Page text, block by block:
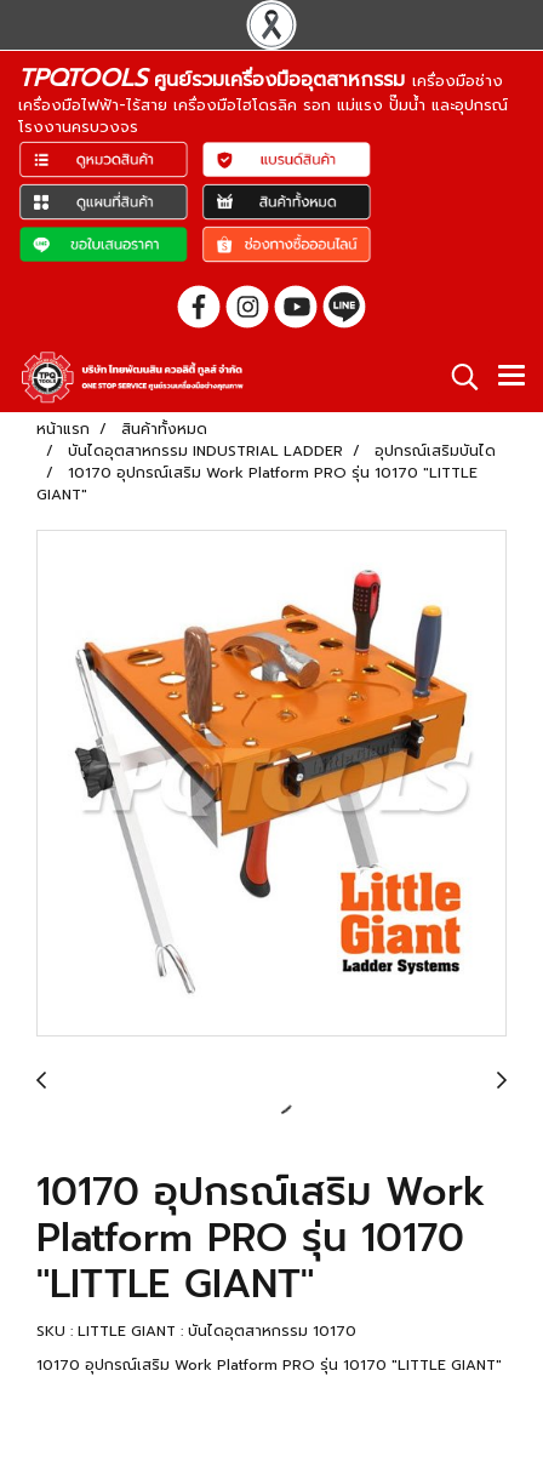
TPQTOOLSศูนย์รวมเครื่องมืออุตสาหกรรม เครื่องมือช่าง
เครื่องมือไฟฟ้า-ไร้สาย เครื่องมือไฮโดรลิค รอก แม่แรง ปั๊มน้ำ และอุปกรณ์
โรงงานครบวงจร
หน้าแรก
สินค้าทั้งหมด
บันไดอุตสาหกรรม INDUSTRIAL LADDER
อุปกรณ์เสริมบันได
10170 อุปกรณ์เสริม Work Platform PRO รุ่น 10170 "LITTLE
GIANT"
10170 อุปกรณ์เสริม Work
Platform PRO รุ่น 10170
"LITTLE GIANT"
SKU : LITTLE GIANT : บันไดอุตสาหกรรม 10170
10170 อุปกรณ์เสริม Work Platform PRO รุ่น 10170 "LITTLE GIANT"